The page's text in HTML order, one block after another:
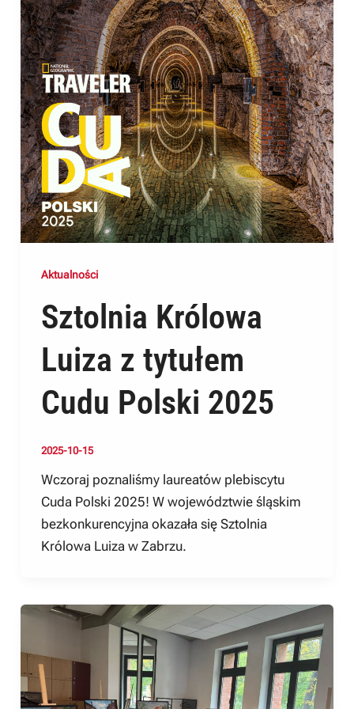
Aktualności
Sztolnia Królowa
Luiza z tytułem
Cudu Polski 2025
2025-10-15
Wczoraj poznaliśmy laureatów plebiscytu
Cuda Polski 2025! W województwie śląskim
bezkonkurencyjna okazała się Sztolnia
Królowa Luiza w Zabrzu.